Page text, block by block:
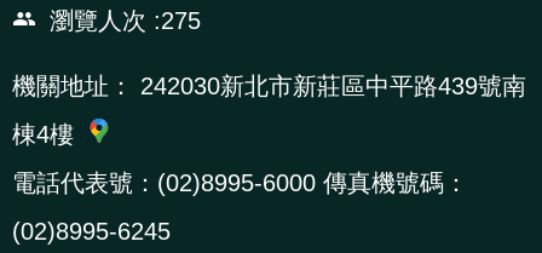
瀏覽人次
275
機關地址：
242030新北市新莊區中平路439號南
棟4樓
電話代表號：(02)8995-6000 傳真機號碼：
(02)8995-6245